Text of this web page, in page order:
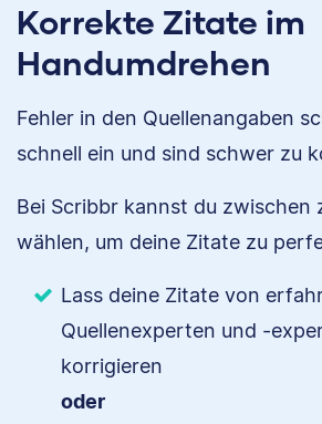
Korrekte Zitate im
Handumdrehen
Fehler in den Quellenangaben
schnell ein und sind schwer zu
Bei Scribbr kannst du zwischen
wählen, um deine Zitate zu
Lass deine Zitate von
Quellenexperten und -
korrigieren
oder